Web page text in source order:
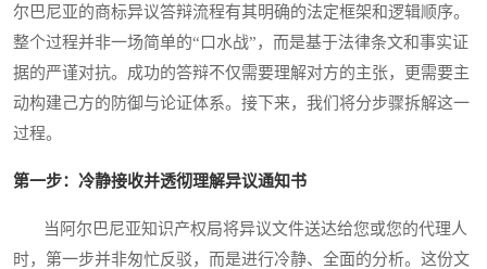
尔巴尼亚的商标异议答辩流程有其明确的法定框架和逻辑顺序。
整个过程并非一场简单的“口水战”，而是基于法律条文和事实证
据的严谨对抗。成功的答辩不仅需要理解对方的主张，更需要主
动构建己方的防御与论证体系。接下来，我们将分步骤拆解这一
过程。
第一步：冷静接收并透彻理解异议通知书
当阿尔巴尼亚知识产权局将异议文件送达给您或您的代理人
时，第一步并非匆忙反驳，而是进行冷静、全面的分析。这份文